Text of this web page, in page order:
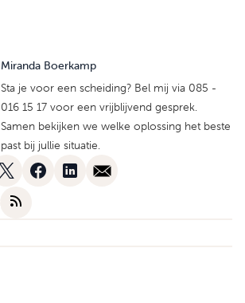
Miranda Boerkamp
Sta je voor een scheiding? Bel mij via 085 -
016 15 17 voor een vrijblijvend gesprek.
Samen bekijken we welke oplossing het beste
past bij jullie situatie.